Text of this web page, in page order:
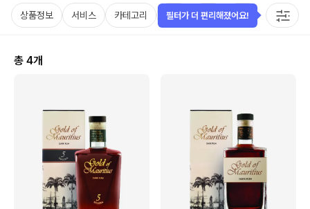
상품정보 서비스 카테고리 가격 국가 용량 태그
총 4개
필터가 더 편리해졌어요!